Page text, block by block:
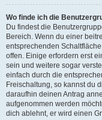
Wo finde ich die
Du findest die
Bereich. Wenn du einer
entsprechenden
offen. Einige erfordern erst
sein und weitere sogar
einfach durch die
Freischaltung, so kannst du
daraufhin deinen Antrag
aufgenommen werden
dich ablehnt, er wird einen